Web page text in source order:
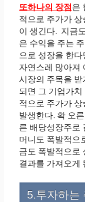
또하나의 장점은
적으로 주가가
이 생긴다. 지금
은 수익을 주는
으로 성장을 한
자연스레 많아져
시장의 주목을 받
되면 그 기업가
적으로 주가가
발생한다. 확 오
른 배당성장주로
머니도 폭발적으
금도 폭발적으로
결과를 가져오게
5.투자하는